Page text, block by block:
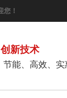
！
新技术
节能、高效、